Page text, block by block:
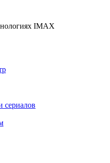
IMAX
сериалов